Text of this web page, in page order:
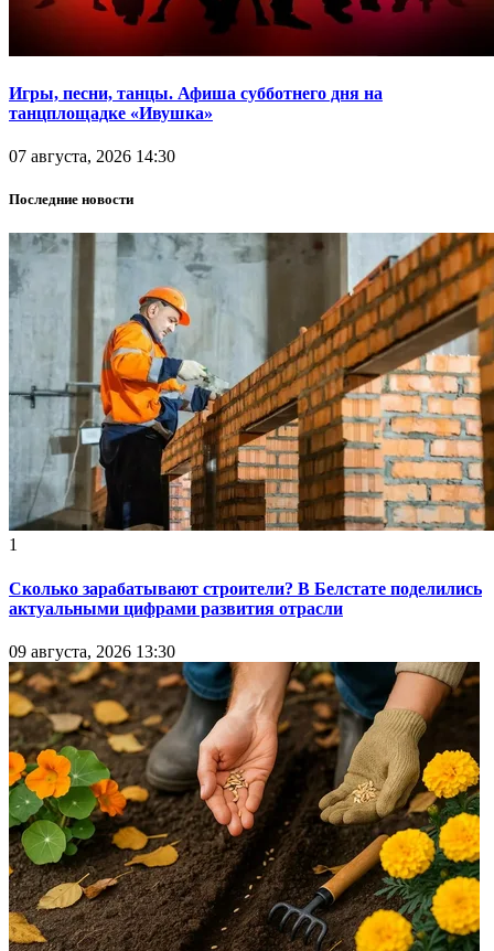
Игры, песни, танцы. Афиша субботнего дня на
танцплощадке «Ивушка»
07 августа, 2026 14:30
Последние новости
1
Сколько зарабатывают строители? В Белстате поделились
актуальными цифрами развития отрасли
09 августа, 2026 13:30